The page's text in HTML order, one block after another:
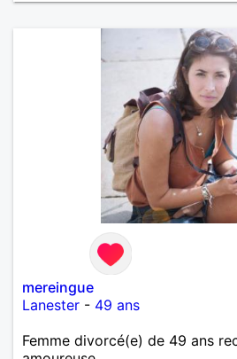
mereingue
Lanester - 49 ans
Femme divorcé(e) de 49 ans